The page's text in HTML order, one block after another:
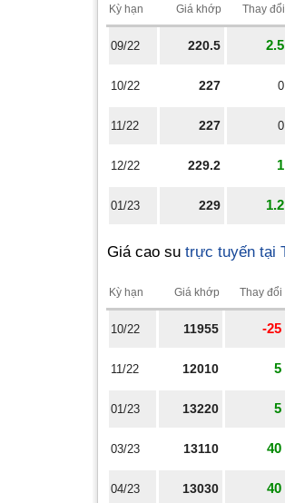
Kỳ hạn Giá khớp Thay đổi
09/22 220.5 2.5
10/22 227 0
11/22 227 0
12/22 229.2 1
01/23 229 1.2
Giá cao su trực tuyến tại
Kỳ hạn Giá khớp Thay đổi
10/22 11955 -25
11/22 12010 5
01/23 13220 5
03/23 13110 40
04/23 13030 40